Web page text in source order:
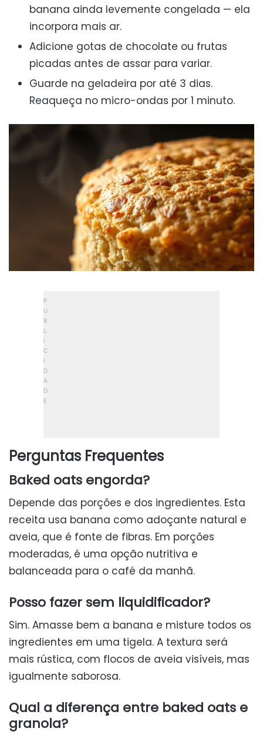
banana ainda levemente congelada — ela
incorpora mais ar.
Adicione gotas de chocolate ou frutas
picadas antes de assar para variar.
Guarde na geladeira por até 3 dias.
Reaqueça no micro-ondas por 1 minuto.
Perguntas Frequentes
Baked oats engorda?
Depende das porções e dos ingredientes. Esta
receita usa banana como adoçante natural e
aveia, que é fonte de fibras. Em porções
moderadas, é uma opção nutritiva e
balanceada para o café da manhã.
Posso fazer sem liquidificador?
Sim. Amasse bem a banana e misture todos os
ingredientes em uma tigela. A textura será
mais rústica, com flocos de aveia visíveis, mas
igualmente saborosa.
Qual a diferença entre baked oats e
granola?